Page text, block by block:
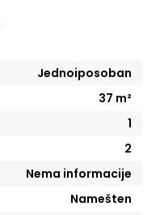
Jednoiposoban
37 m²
1
2
Nema informacije
Namešten